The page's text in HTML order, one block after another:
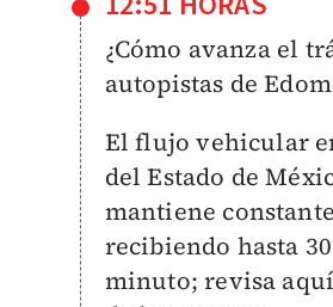
¿Cómo avanza el
autopistas de
El flujo vehicular
del Estado de
mantiene
recibiendo hasta
minuto; revisa